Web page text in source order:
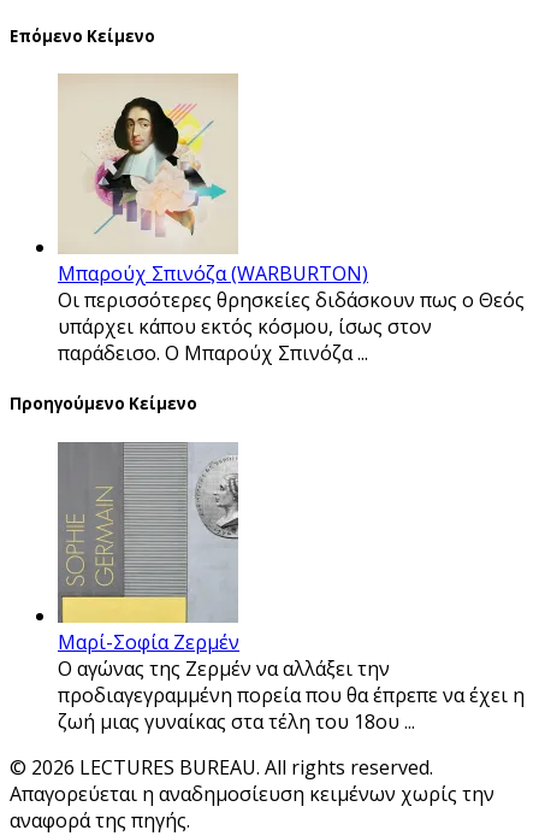
Επόμενο Κείμενο
Μπαρούχ Σπινόζα (WARBURTON)
Οι περισσότερες θρησκείες διδάσκουν πως ο Θεός
υπάρχει κάπου εκτός κόσμου, ίσως στον
παράδεισο. Ο Μπαρούχ Σπινόζα ...
Προηγούμενο Κείμενο
Μαρί-Σοφία Ζερμέν
Ο αγώνας της Ζερμέν να αλλάξει την
προδιαγεγραμμένη πορεία που θα έπρεπε να έχει η
ζωή μιας γυναίκας στα τέλη του 18ου ...
© 2026 LECTURES BUREAU. All rights reserved.
Απαγορεύεται η αναδημοσίευση κειμένων χωρίς την
αναφορά της πηγής.